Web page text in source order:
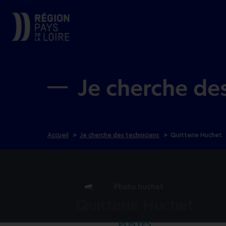
Je cherche
Accueil Je cherche des techniciens Quitterie Huchet